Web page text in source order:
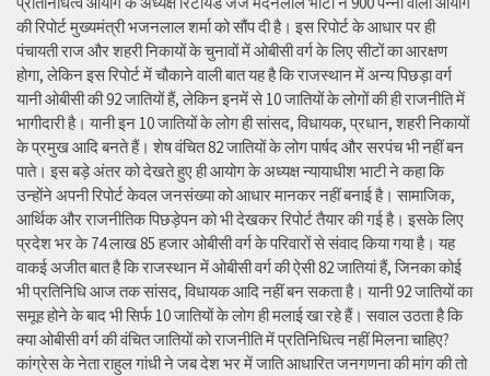
की रिपोर्ट मुख्यमंत्री भजनलाल शर्मा को सौंप दी है। इस रिपोर्ट के आधार पर ही
पंचायती राज और शहरी निकायों के चुनावों में ओबीसी वर्ग के लिए सीटों का आरक्षण
होगा, लेकिन इस रिपोर्ट में चौकाने वाली बात यह है कि राजस्थान में अन्य पिछड़ा वर्ग
यानी ओबीसी की 92 जातियों हैं, लेकिन इनमें से 10 जातियों के लोगों की ही राजनीति में
भागीदारी है। यानी इन 10 जातियों के लोग ही सांसद, विधायक, प्रधान, शहरी निकायों
के प्रमुख आदि बनते हैं। शेष वंचित 82 जातियों के लोग पार्षद और सरपंच भी नहीं बन
पाते। इस बड़े अंतर को देखते हुए ही आयोग के अध्यक्ष न्यायाधीश भाटी ने कहा कि
उन्होंने अपनी रिपोर्ट केवल जनसंख्या को आधार मानकर नहीं बनाई है। सामाजिक,
आर्थिक और राजनीतिक पिछड़ेपन को भी देखकर रिपोर्ट तैयार की गई है। इसके लिए
प्रदेश भर के 74 लाख 85 हजार ओबीसी वर्ग के परिवारों से संवाद किया गया है। यह
वाकई अजीत बात है कि राजस्थान में ओबीसी वर्ग की ऐसी 82 जातियां हैं, जिनका कोई
भी प्रतिनिधि आज तक सांसद, विधायक आदि नहीं बन सकता है। यानी 92 जातियों का
समूह होने के बाद भी सिर्फ 10 जातियों के लोग ही मलाई खा रहे हैं। सवाल उठता है कि
क्या ओबीसी वर्ग की वंचित जातियों को राजनीति में प्रतिनिधित्व नहीं मिलना चाहिए?
कांग्रेस के नेता राहुल गांधी ने जब देश भर में जाति आधारित जनगणना की मांग की तो